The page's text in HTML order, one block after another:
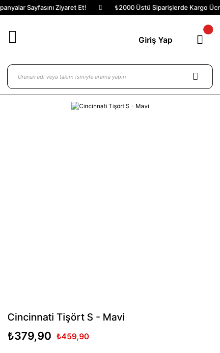
Sayfasını Ziyaret Et! ₺2000 Üstü Siparişlerde Kargo
Giriş Yap
Cincinnati Tişört S - Mavi
₺379,90 ₺459,90